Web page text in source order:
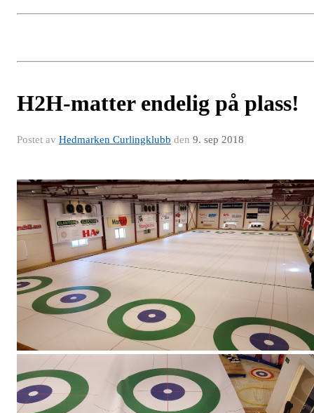
H2H-matter endelig på plass!
Postet av Hedmarken Curlingklubb den 9. sep 2018